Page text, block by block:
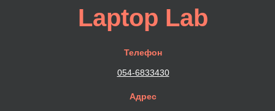
Laptop Lab
Телефон
054-6833430
Адрес